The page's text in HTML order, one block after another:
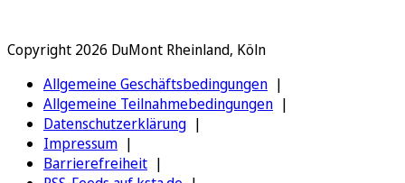
Copyright 2026 DuMont Rheinland, Köln
Allgemeine Geschäftsbedingungen
Allgemeine Teilnahmebedingungen
Datenschutzerklärung
Impressum
Barrierefreiheit